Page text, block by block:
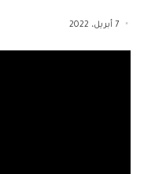
7 أبريل، 2022